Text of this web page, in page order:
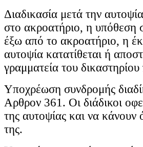
Διαδικασία μετά την
στο ακροατήριο, η υπόθεση
έξω από το ακροατήριο, η
αυτοψία κατατίθεται ή
γραμματεία του
Υποχρέωση συνδρομής
Αρθρον 361. Οι διάδικοι
της αυτοψίας και να κάνουν
της.